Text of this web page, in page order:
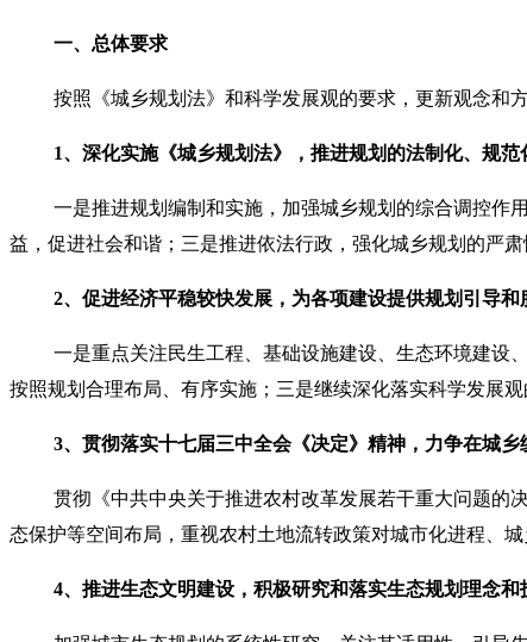
一、总体要求
按照《城乡规划法》和科学发展观的要求，更新观念和
1、深化实施《城乡规划法》，推进规划的法制化、规范
一是推进规划编制和实施，加强城乡规划的综合调控作
益，促进社会和谐；三是推进依法行政，强化城乡规划的严
2、促进经济平稳较快发展，为各项建设提供规划引导和
一是重点关注民生工程、基础设施建设、生态环境建设
按照规划合理布局、有序实施；三是继续深化落实科学发展
3、贯彻落实十七届三中全会《决定》精神，力争在城乡
贯彻《中共中央关于推进农村改革发展若干重大问题的
态保护等空间布局，重视农村土地流转政策对城市化进程、
4、推进生态文明建设，积极研究和落实生态规划理念和